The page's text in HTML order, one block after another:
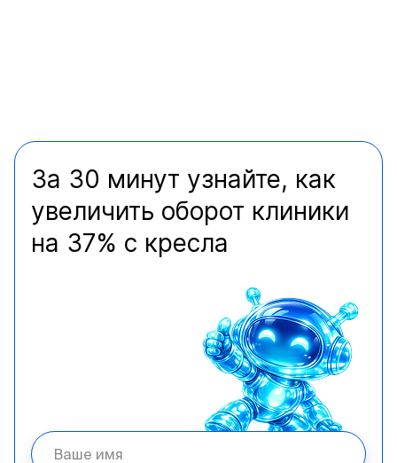
За 30 минут узнайте, как
увеличить оборот клиники
на 37% с кресла